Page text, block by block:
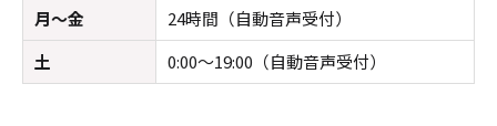
月～金
24時間（自動音声受付）
土
0:00～19:00（自動音声受付）